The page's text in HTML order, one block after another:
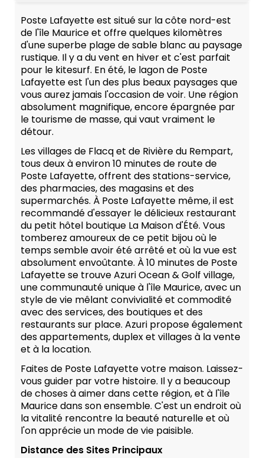
Poste Lafayette est situé sur la côte nord-est
de l'île Maurice et offre quelques kilomètres
d'une superbe plage de sable blanc au paysage
rustique. Il y a du vent en hiver et c'est parfait
pour le kitesurf. En été, le lagon de Poste
Lafayette est l'un des plus beaux paysages que
vous aurez jamais l'occasion de voir. Une région
absolument magnifique, encore épargnée par
le tourisme de masse, qui vaut vraiment le
détour.
Les villages de Flacq et de Rivière du Rempart,
tous deux à environ 10 minutes de route de
Poste Lafayette, offrent des stations-service,
des pharmacies, des magasins et des
supermarchés. À Poste Lafayette même, il est
recommandé d'essayer le délicieux restaurant
du petit hôtel boutique La Maison d'Été. Vous
tomberez amoureux de ce petit bijou où le
temps semble avoir été arrêté et où la vue est
absolument envoûtante. À 10 minutes de Poste
Lafayette se trouve Azuri Ocean & Golf village,
une communauté unique à l'île Maurice, avec un
style de vie mêlant convivialité et commodité
avec des services, des boutiques et des
restaurants sur place. Azuri propose également
des appartements, duplex et villages à la vente
et à la location.
Faites de Poste Lafayette votre maison. Laissez-
vous guider par votre histoire. Il y a beaucoup
de choses à aimer dans cette région, et à l'île
Maurice dans son ensemble. C'est un endroit où
la vitalité rencontre la beauté naturelle et où
l'on apprécie un mode de vie paisible.
Distance des Sites Principaux